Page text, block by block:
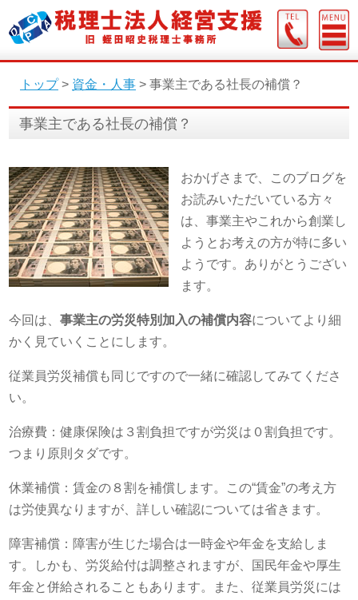
トップ> 資金・人事 > 事業主である社長の補償？
事業主である社長の補償？
おかげさまで、このブログを
お読みいただいている方々
は、事業主やこれから創業し
ようとお考えの方が特に多い
ようです。ありがとうござい
ます。
今回は、事業主の労災特別加入の補償内容についてより細
かく見ていくことにします。
従業員労災補償も同じですので一緒に確認してみてくださ
い。
治療費：健康保険は３割負担ですが労災は０割負担です。
つまり原則タダです。
休業補償：賃金の８割を補償します。この“賃金”の考え方
は労使異なりますが、詳しい確認については省きます。
障害補償：障害が生じた場合は一時金や年金を支給しま
す。しかも、労災給付は調整されますが、国民年金や厚生
年金と併給されることもあります。また、従業員労災には